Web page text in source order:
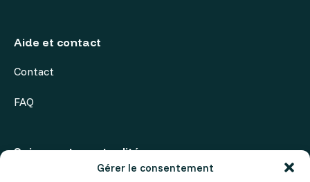
Gérer le consentement
Aide et contact
Contact
FAQ
Suivez notre actualité